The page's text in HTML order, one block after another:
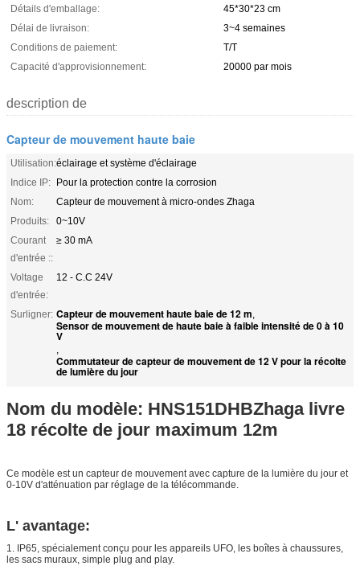
Détails d'emballage:
45*30*23 cm
Délai de livraison:
3~4 semaines
Conditions de paiement:
T/T
Capacité d'approvisionnement:
20000 par mois
description de
Capteur de mouvement haute baie
Utilisation:éclairage et système d'éclairage
Indice IP: Pour la protection contre la corrosion
Nom:
Capteur de mouvement à micro-ondes Zhaga
Produits:
0~10V
Courant
d'entrée ::
≥ 30 mA
Voltage
d'entrée:
12 - C.C 24V
Surligner: Capteur de mouvement haute baie de 12 m,
Sensor de mouvement de haute baie à faible intensité de 0 à 10
V
,
Commutateur de capteur de mouvement de 12 V pour la récolte
de lumière du jour
Nom du modèle: HNS151DHBZhaga livre
18 récolte de jour maximum 12m
Ce modèle est un capteur de mouvement avec capture de la lumière du jour et
0-10V d'atténuation par réglage de la télécommande.
L' avantage:
1. IP65, spécialement conçu pour les appareils UFO, les boîtes à chaussures,
les sacs muraux, simple plug and play.